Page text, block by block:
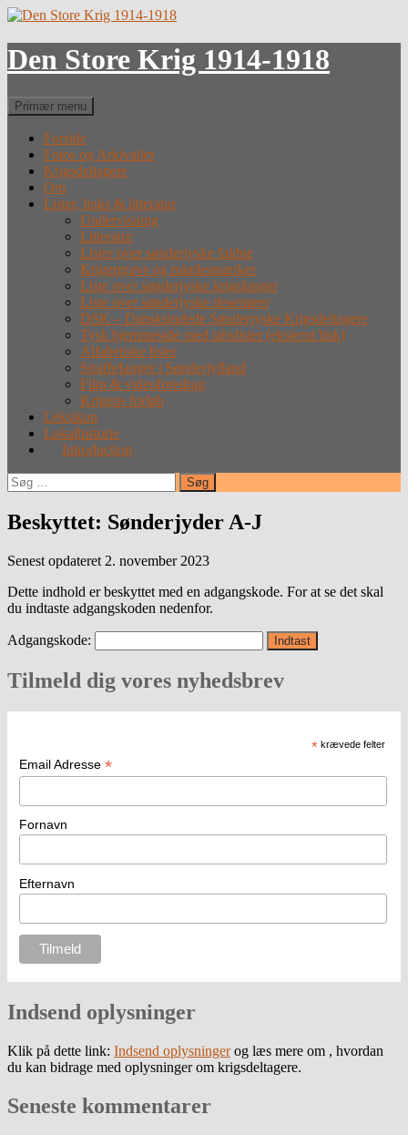
Hop
indhold
Den Store Krig 1914-1918
Søg
Primær menu
Forside
Fotos og Arkivalier
Krigsdeltagere
Om
Lister, links & litteratur
Undervisning
Litteratur
Lister over sønderjyske faldne
Krigergrave og mindesmærker
Liste over sønderjyske krigsfanger
Liste over sønderjyske desertører
DSK – Dansksindede Sønderjyske Krigsdeltagere
Tysk hjemmeside med tabslister (eksternt link)
Alfabetiske lister
Straffefanger i Sønderjylland
Film & videoforedrag
Krigens forløb
Leksikon
Lokalhistorie
Introduction
Søg
efter:
Beskyttet: Sønderjyder A-J
Senest opdateret 2. november 2023
Dette indhold er beskyttet med en adgangskode. For at se det skal
du indtaste adgangskoden nedenfor.
Adgangskode:
Tilmeld dig vores nyhedsbrev
* krævede felter
Email Adresse *
Fornavn
Efternavn
Indsend oplysninger
Klik på dette link: Indsend oplysningerog læs mere om , hvordan
du kan bidrage med oplysninger om krigsdeltagere.
Seneste kommentarer